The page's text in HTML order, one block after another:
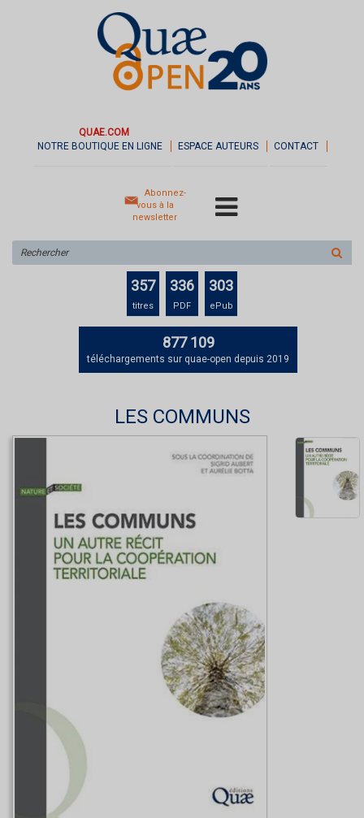
QUAE.COM
NOTRE BOUTIQUE EN LIGNE
ESPACE AUTEURS CONTACT
Abonnez-
vous à la
newsletter
sur
le
357
titres
336
PDF
303
ePub
877 109
téléchargements sur quae-open depuis 2019
LES COMMUNS